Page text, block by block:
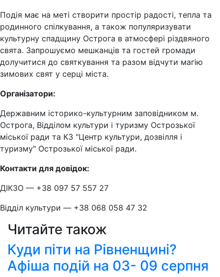
Подія має на меті створити простір радості, тепла та
родинного спілкування, а також популяризувати
культурну спадщину Острога в атмосфері різдвяного
свята. Запрошуємо мешканців та гостей громади
долучитися до святкування та разом відчути магію
зимових свят у серці міста.
Організатори:
Державним історико-культурним заповідником м.
Острога, Відділом культури і туризму Острозької
міської ради та КЗ "Центр культури, дозвілля і
туризму" Острозької міської ради.
Контакти для довідок:
ДІКЗО — +38 097 57 557 27
Відділ культури — +38 068 058 47 32
Читайте також
Куди піти на Рівненщині?
Афіша подій на 03- 09 серпня